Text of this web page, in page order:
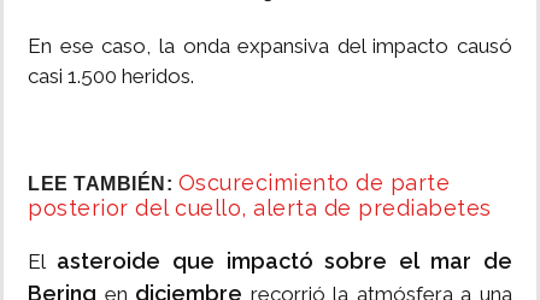
En ese caso, la onda expansiva del impacto causó
casi 1.500 heridos.
LEE TAMBIÉN: Oscurecimiento de parte
posterior del cuello, alerta de prediabetes
El asteroide que impactó sobre el mar de
Bering en diciembre recorrió la atmósfera a una